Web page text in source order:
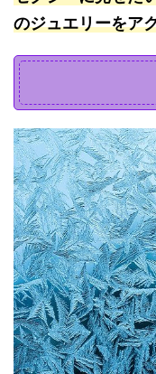
のジュエリーをア